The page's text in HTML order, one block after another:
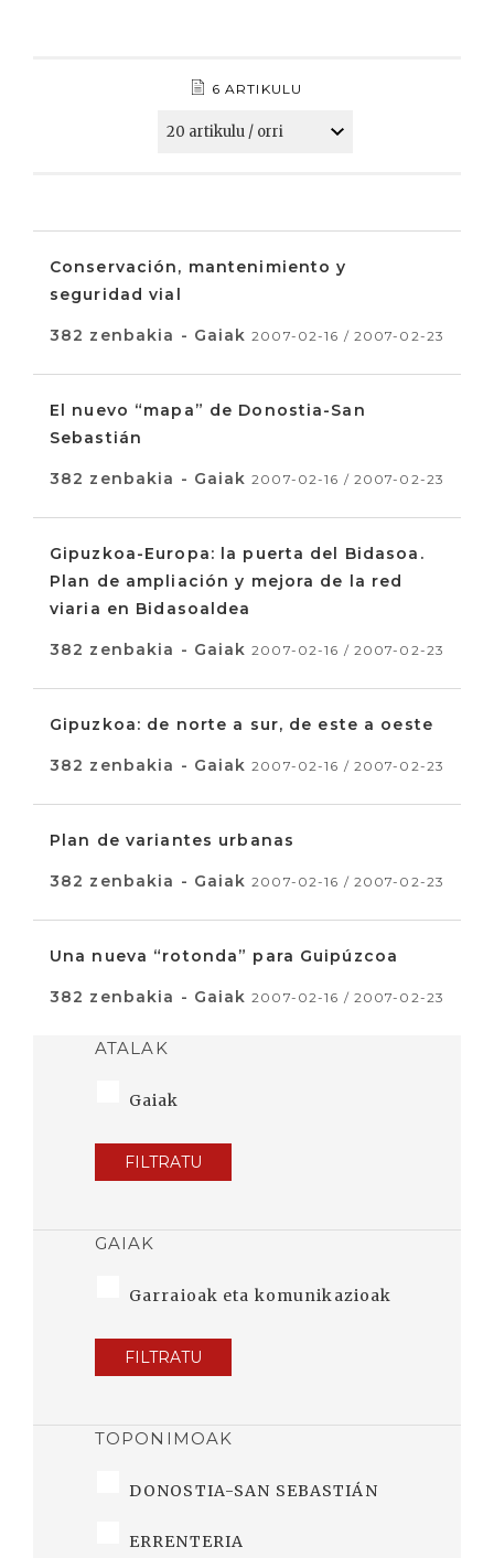
6 ARTIKULU
Conservación, mantenimiento y
seguridad vial
382 zenbakia - Gaiak 2007-02-16 / 2007-02-23
El nuevo “mapa” de Donostia-San
Sebastián
382 zenbakia - Gaiak 2007-02-16 / 2007-02-23
Gipuzkoa-Europa: la puerta del Bidasoa.
Plan de ampliación y mejora de la red
viaria en Bidasoaldea
382 zenbakia - Gaiak 2007-02-16 / 2007-02-23
Gipuzkoa: de norte a sur, de este a oeste
382 zenbakia - Gaiak 2007-02-16 / 2007-02-23
Plan de variantes urbanas
382 zenbakia - Gaiak 2007-02-16 / 2007-02-23
Una nueva “rotonda” para Guipúzcoa
382 zenbakia - Gaiak 2007-02-16 / 2007-02-23
ATALAK
Gaiak
FILTRATU
GAIAK
Garraioak eta komunikazioak
FILTRATU
TOPONIMOAK
DONOSTIA-SAN SEBASTIÁN
ERRENTERIA